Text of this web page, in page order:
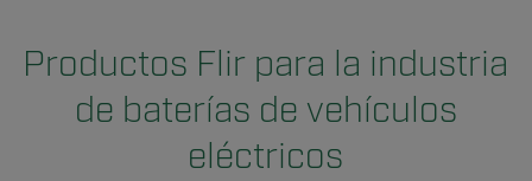
Productos Flir para la industria
de baterías de vehículos
eléctricos